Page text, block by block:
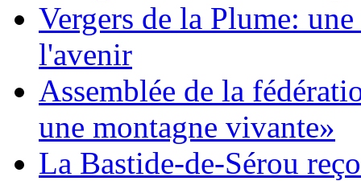
Vergers de la Plume:
l'avenir
Assemblée de la
une montagne vivante»
La Bastide-de-Sérou